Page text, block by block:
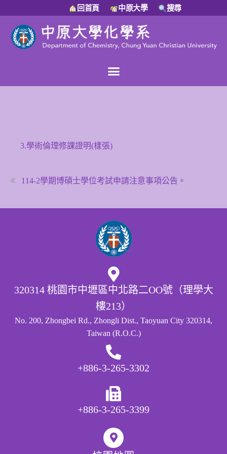
回首頁 中原大學 搜尋
3.學術倫理修課證明(樣張)
114-2學期博碩士學位考試申請注意事項公告。
320314 桃園市中壢區中北路二OO號（理學大
樓213）
No. 200, Zhongbei Rd., Zhongli Dist., Taoyuan City 320314,
Taiwan (R.O.C.)
+886-3-265-3302
+886-3-265-3399